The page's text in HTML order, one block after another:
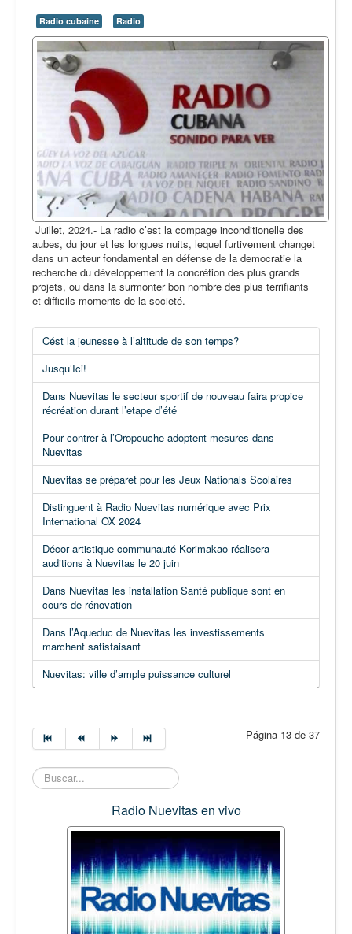
Radio cubaine Radio
Juillet, 2024.- La radio c’est la compage inconditionelle des
aubes, du jour et les longues nuits, lequel furtivement changet
dans un acteur fondamental en défense de la democratie la
recherche du développement la concrétion des plus grands
projets, ou dans la surmonter bon nombre des plus terrifiants
et difficils moments de la societé.
Cést la jeunesse à l’altitude de son temps?
Jusqu’Ici!
Dans Nuevitas le secteur sportif de nouveau faira propice
récréation durant l’etape d’été
Pour contrer à l’Oropouche adoptent mesures dans
Nuevitas
Nuevitas se préparet pour les Jeux Nationals Scolaires
Distinguent à Radio Nuevitas numérique avec Prix
International OX 2024
Décor artistique communauté Korimakao réalisera
auditions à Nuevitas le 20 juin
Dans Nuevitas les installation Santé publique sont en
cours de rénovation
Dans l’Aqueduc de Nuevitas les investissements
marchent satisfaisant
Nuevitas: ville d’ample puissance culturel
Página 13 de 37
Buscar...
Radio Nuevitas en vivo